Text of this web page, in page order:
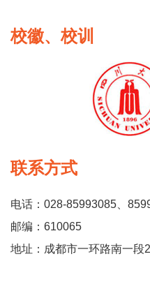
校徽、校训
联系方式
电话：028-85993085、
邮编：610065
地址：成都市一环路南一段